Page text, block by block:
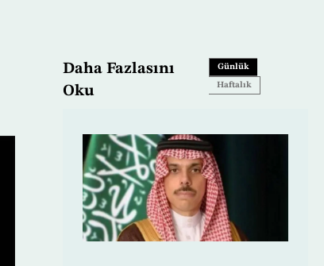
Daha Fazlasını
Oku
Günlük
Haftalık